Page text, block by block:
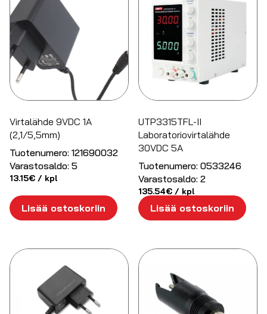
Virtalähde 9VDC 1A
(2,1/5,5mm)
Tuotenumero: 121690032
Varastosaldo: 5
13.15€ / kpl
Lisää ostoskoriin
UTP3315TFL-II
Laboratoriovirtalähde
30VDC 5A
Tuotenumero: 0533246
Varastosaldo: 2
135.54€ / kpl
Lisää ostoskoriin